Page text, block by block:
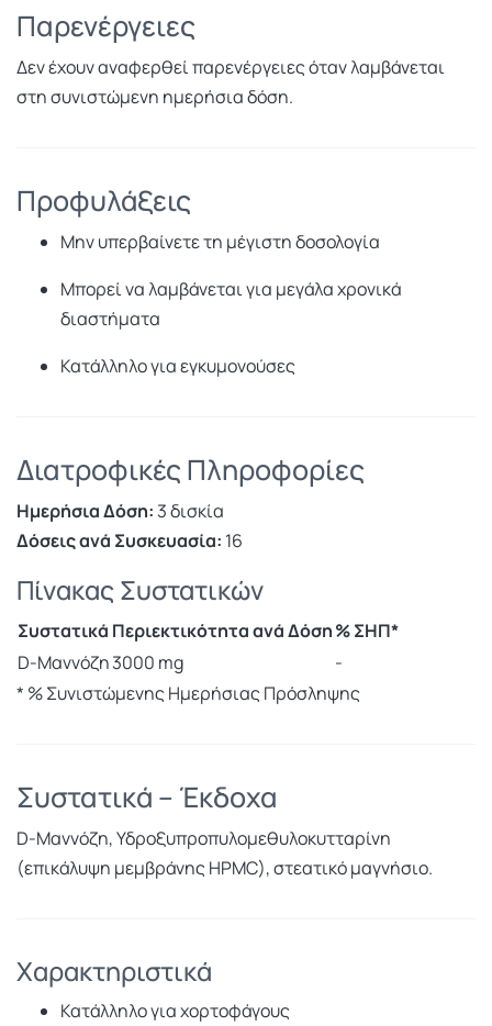
Παρενέργειες
Δεν έχουν αναφερθεί παρενέργειες όταν λαμβάνεται
στη συνιστώμενη ημερήσια δόση.
Προφυλάξεις
Μην υπερβαίνετε τη μέγιστη δοσολογία
Μπορεί να λαμβάνεται για μεγάλα χρονικά
διαστήματα
Κατάλληλο για εγκυμονούσες
Διατροφικές Πληροφορίες
Ημερήσια Δόση: 3 δισκία
Δόσεις ανά Συσκευασία: 16
Πίνακας Συστατικών
Συστατικά Περιεκτικότητα ανά Δόση% ΣΗΠ*
D-Μαννόζη3000 mg
-
* % Συνιστώμενης Ημερήσιας Πρόσληψης
Συστατικά – Έκδοχα
D-Μαννόζη, Υδροξυπροπυλομεθυλοκυτταρίνη
(επικάλυψη μεμβράνης HPMC), στεατικό μαγνήσιο.
Χαρακτηριστικά
Κατάλληλο για χορτοφάγους